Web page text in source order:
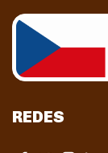
REDES